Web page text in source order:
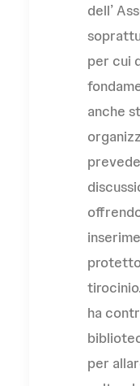
dell’
per cui
anche
ha
per